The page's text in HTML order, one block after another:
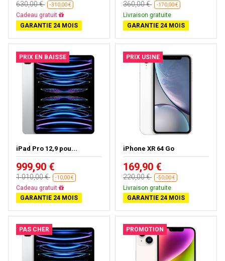
630,00 € -310,00 €
Livraison gratuite
GARANTIE 24 MOIS
360,00 € -170,00 €
Livraison gratuite
GARANTIE 24 MOIS
PRIX EN BAISSE
iPad Pro 12,9 pou...
999,90 €
1 010,00 € -10,00 €
Presque épuisé
GARANTIE 24 MOIS
PRIX USINE
iPhone XR 64 Go
169,90 €
220,00 € -50,00 €
Livraison gratuite
GARANTIE 24 MOIS
PAS CHER PROMOTION